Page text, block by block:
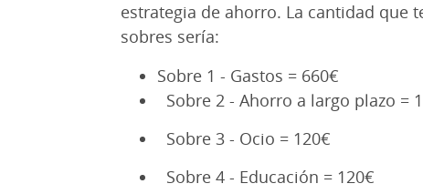
estrategia de ahorro. La cantidad que
sobres sería:
Sobre 1 - Gastos = 660€
Sobre 2 - Ahorro a largo plazo =
Sobre 3 - Ocio = 120€
Sobre 4 - Educación = 120€